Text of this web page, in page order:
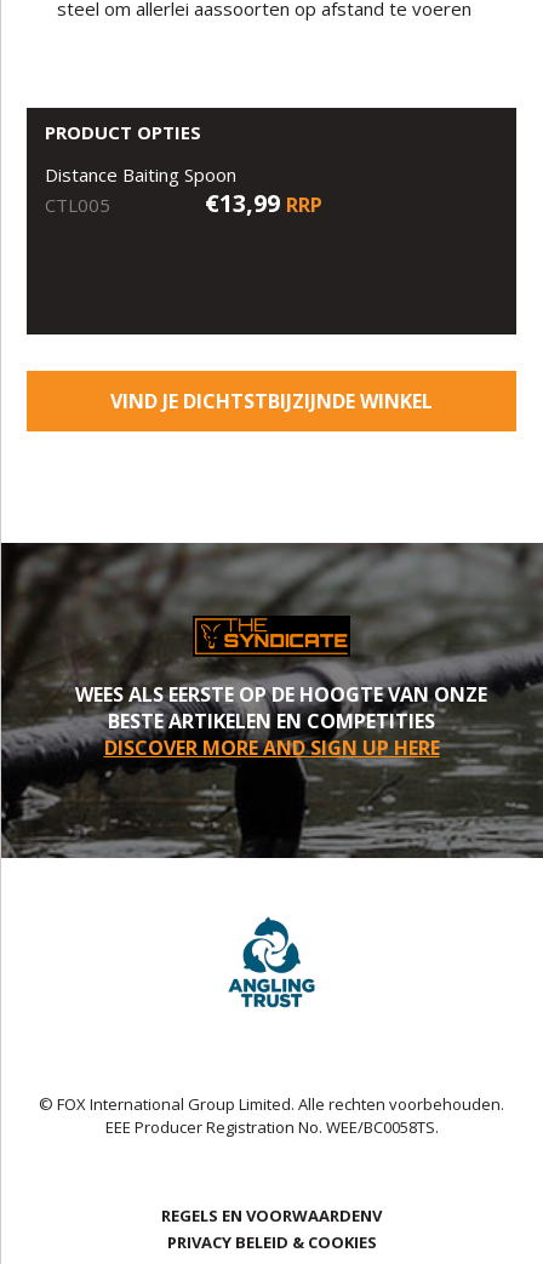
steel om allerlei aassoorten op afstand te voeren
PRODUCT OPTIES
Distance Baiting Spoon
CTL005
€13,99 RRP
VIND JE DICHTSTBIJZIJNDE WINKEL
WEES ALS EERSTE OP DE HOOGTE VAN ONZE
BESTE ARTIKELEN EN COMPETITIES
DISCOVER MORE AND SIGN UP HERE
© FOX International Group Limited. Alle rechten voorbehouden.
EEE Producer Registration No. WEE/BC0058TS.
REGELS EN VOORWAARDENV
PRIVACY BELEID & COOKIES